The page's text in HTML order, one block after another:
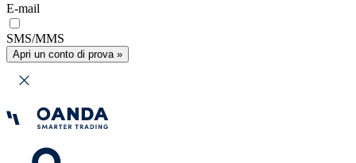
E-mail
SMS/MMS
Apri un conto di prova »